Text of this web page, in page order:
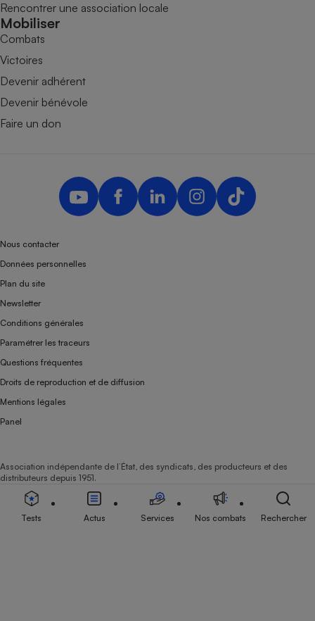
Rencontrer une association locale
Mobiliser
Combats
Victoires
Devenir adhérent
Devenir bénévole
Faire un don
Nous contacter
Données personnelles
Plan du site
Newsletter
Conditions générales
Paramétrer les traceurs
Questions fréquentes
Droits de reproduction et de diffusion
Mentions légales
Panel
Association indépendante de l’État, des syndicats, des producteurs et des
distributeurs depuis 1951.
Tests Actus Services Nos combats Rechercher